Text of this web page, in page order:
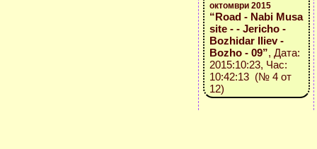
октомври 2015
“Road - Nabi Musa
site - - Jericho -
Bozhidar Iliev -
Bozho - 09”, Дата:
2015:10:23, Час:
10:42:13 (№ 4 от
12)